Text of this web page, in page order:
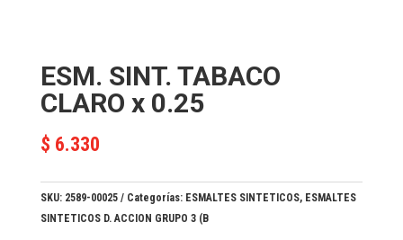
ESM. SINT. TABACO
CLARO x 0.25
$ 6.330
SKU: 2589-00025 Categorías: ESMALTES SINTETICOS, ESMALTES
SINTETICOS D. ACCION GRUPO 3 (B